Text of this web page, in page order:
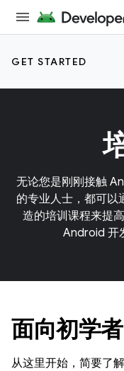
GET STARTED
无论您是刚刚接触
的专业人士，都可
造的培训课程来提
Android 开
面向初学者
从这里开始，简要了